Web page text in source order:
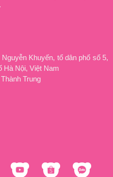
Khuyến, tổ dân phố số 5,
Hà Nội, Việt Nam
Trung